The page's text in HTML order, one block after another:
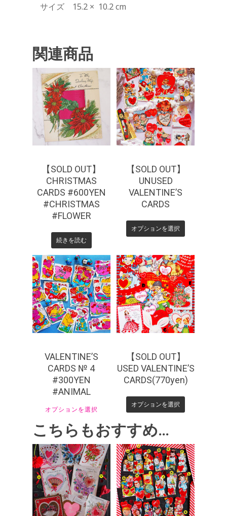
サイズ 15.2 × 10.2 cm
関連商品
¥660
【SOLD OUT】
CHRISTMAS
CARDS #600YEN
#CHRISTMAS
#FLOWER
続きを読む
¥440 ¥770
【SOLD OUT】
UNUSED
VALENTINE’S
CARDS
オプションを選択
¥330
VALENTINE’S
CARDS № 4
#300YEN
#ANIMAL
オプションを選択
¥770
【SOLD OUT】
USED VALENTINE’S
CARDS(770yen)
オプションを選択
こちらもおすすめ…
¥660 ¥440